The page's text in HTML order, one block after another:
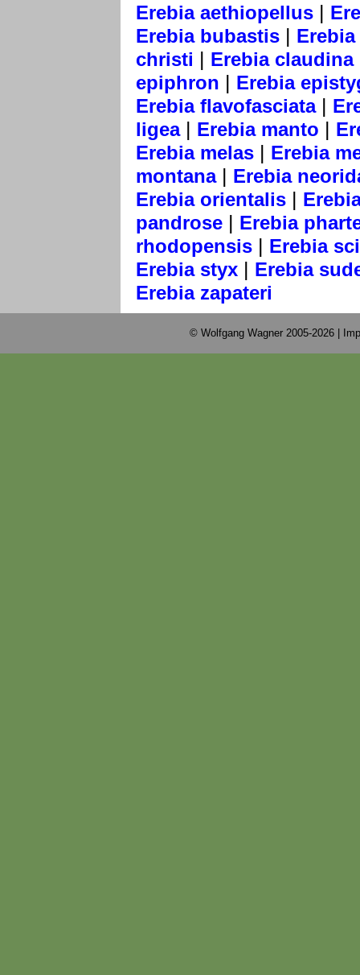
Erebia aethiopellus |
Erebia bubastis |
christi | Erebia claudina
epiphron | Erebia
Erebia flavofasciata|
ligea| Erebia manto |
Erebia melas | Erebia
montana| Erebia
Erebia orientalis |
pandrose | Erebia
rhodopensis | Erebia
Erebia styx | Erebia
Erebia zapateri
© Wolfgang Wagner 2005-2026 |